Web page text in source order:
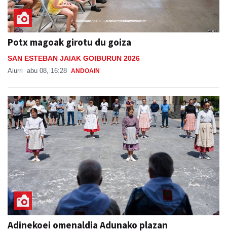
Potx magoak girotu du goiza
SAN ESTEBAN JAIAK GOIBURUN 2026
Aiurri abu 08, 16:28 ANDOAIN
Adinekoei omenaldia Adunako plazan